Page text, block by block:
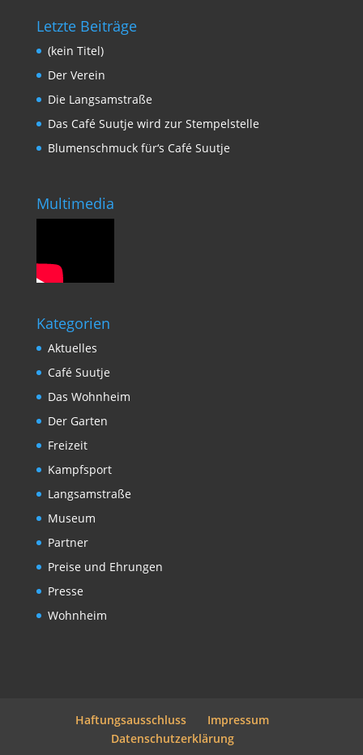
Letzte Beiträge
(kein Titel)
Der Verein
Die Langsamstraße
Das Café Suutje wird zur Stempelstelle
Blumenschmuck für‘s Café Suutje
Multimedia
Kategorien
Aktuelles
Café Suutje
Das Wohnheim
Der Garten
Freizeit
Kampfsport
Langsamstraße
Museum
Partner
Preise und Ehrungen
Presse
Wohnheim
Haftungsausschluss
Impressum
Datenschutzerklärung